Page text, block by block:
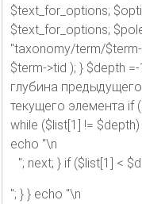
$text_for_options;
$text_for_options;
"taxonomy/term/
$term->tid ); } $depth
глубина
текущего элемента if
while ($list[1] !=
echo "\n
"; next; } if ($list[1] <
"; } } echo "\n